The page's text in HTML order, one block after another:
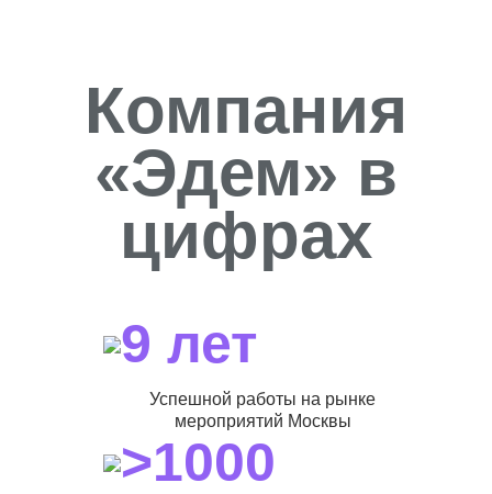
Компания
«Эдем» в
цифрах
9 лет
Успешной работы на рынке
мероприятий Москвы
>1000